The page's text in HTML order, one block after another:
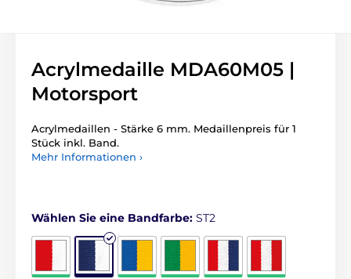
Acrylmedaille MDA60M05 |
Motorsport
Acrylmedaillen - Stärke 6 mm. Medaillenpreis für 1
Stück inkl. Band.
Mehr Informationen ›
Wählen Sie eine Bandfarbe: ST2